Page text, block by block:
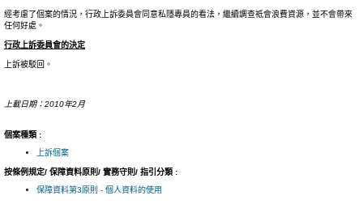
經考慮了個案的情況，行政上訴委員會同意私隱專員的看法，繼續調查祗會浪費資源，並不會帶來
任何好處。
行政上訴委員會的決定
上訴被駁回。
上載日期：2010年2月
個案種類 :
上訴個案
按條例規定/ 保障資料原則/ 實務守則/ 指引分類 :
保障資料第3原則 - 個人資料的使用